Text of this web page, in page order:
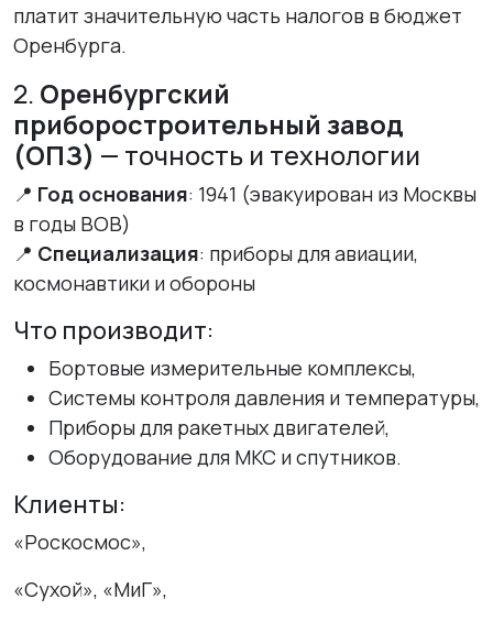
платит значительную часть налогов в бюджет
Оренбурга.
2. Оренбургский
приборостроительный завод
(ОПЗ) — точность и технологии
📍 Год основания: 1941 (эвакуирован из Москвы
в годы ВОВ)
📍 Специализация: приборы для авиации,
космонавтики и обороны
Что производит:
Бортовые измерительные комплексы,
Системы контроля давления и температуры,
Приборы для ракетных двигателей,
Оборудование для МКС и спутников.
Клиенты:
«Роскосмос»,
«Сухой», «МиГ»,